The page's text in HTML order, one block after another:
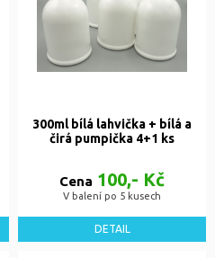
300ml bílá lahvička + bílá a
čirá pumpička 4+1 ks
Cena 100,- Kč
V balení po 5 kusech
DETAIL